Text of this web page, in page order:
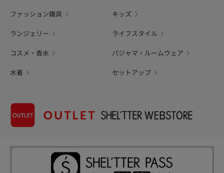
ファッション雑貨 キッズ
ランジェリー ライフスタイル
コスメ・香水 パジャマ・ルームウェア
水着 セットアップ